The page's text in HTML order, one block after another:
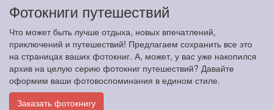
Фотокниги путешествий
Что может быть лучше отдыха, новых впечатлений,
приключений и путешествий! Предлагаем сохранить все это
на страницах ваших фотокниг. А, может, у вас уже накопился
архив на целую серию фотокниг путешествий? Давайте
оформим ваши фотовоспоминания в едином стиле.
Заказать фотокнигу